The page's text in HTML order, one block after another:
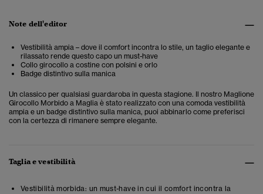
Note dell'editor
Vestibilità ampia – dove il comfort incontra lo stile, un taglio elegante e
rilassato rende questo capo un must-have
Collo girocollo a costine con polsini e orlo
Badge distintivo sulla manica
Un classico per qualsiasi guardaroba in questa stagione. Il nostro Maglione
Girocollo Morbido a Maglia è stato realizzato con una comoda vestibilità
ampia e un badge distintivo sulla manica, puoi abbinarlo come preferisci
con la certezza di rimanere sempre elegante.
Taglia e vestibilità
Vestibilità morbida: un must-have in cui il comfort incontra la